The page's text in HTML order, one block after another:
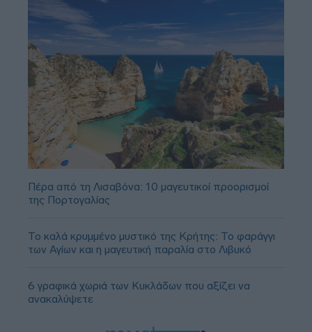
Πέρα από τη Λισαβόνα: 10 μαγευτικοί προορισμοί
της Πορτογαλίας
Το καλά κρυμμένο μυστικό της Κρήτης: Το φαράγγι
των Αγίων και η μαγευτική παραλία στο Λιβυκό
6 γραφικά χωριά των Κυκλάδων που αξίζει να
ανακαλύψετε